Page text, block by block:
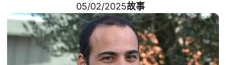
05/02/2025故事